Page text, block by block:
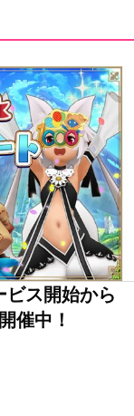
ビス開始から
催中！